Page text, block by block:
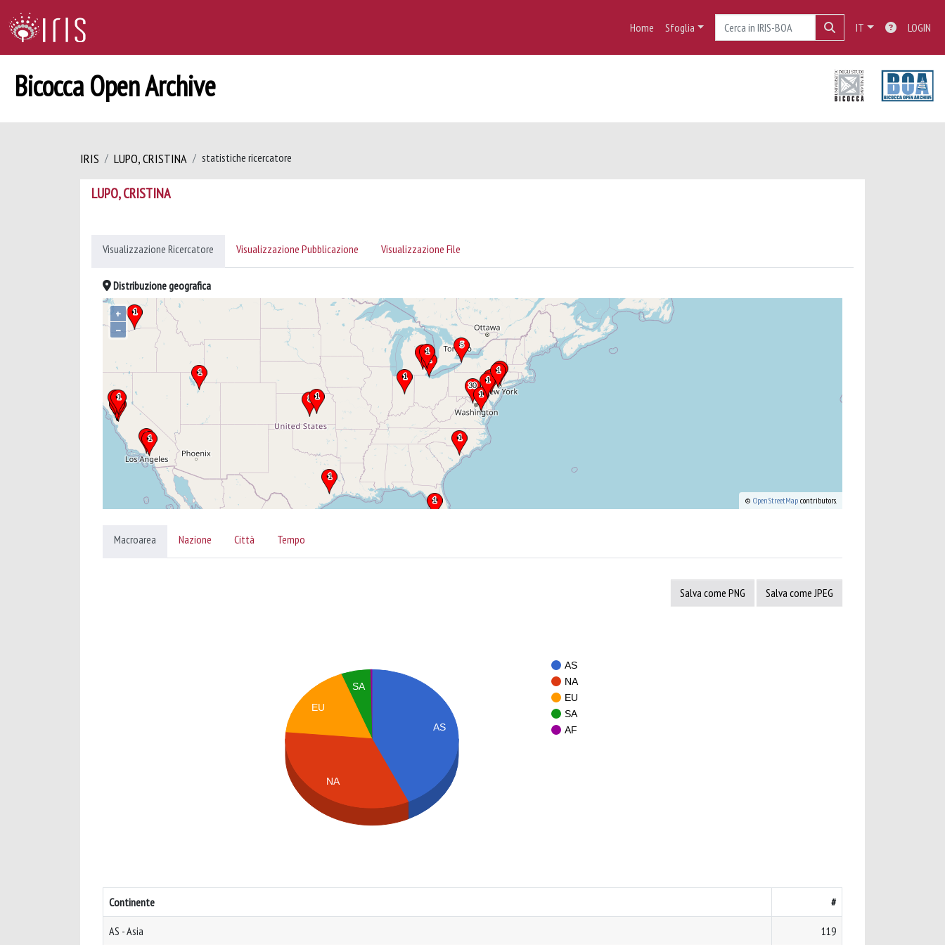
Home Sfoglia IT LOGIN
Bicocca Open Archive
IRIS LUPO, CRISTINA statistiche ricercatore
LUPO, CRISTINA
Visualizzazione Ricercatore Visualizzazione Pubblicazione Visualizzazione File
Distribuzione geografica
+
–
© OpenStreetMap contributors.
Macroarea Nazione Città Tempo
Salva come PNG Salva come JPEG
AS
NA
EU
SA
AF
AS
SA
EU
NA
Continente #
AS - Asia 119